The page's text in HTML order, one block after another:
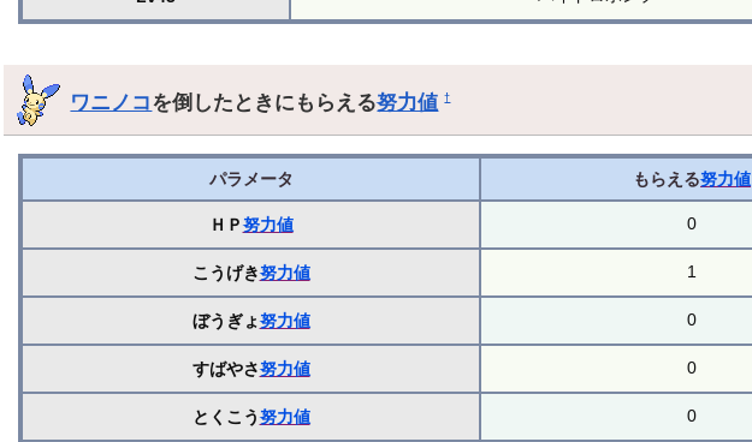
ワニノコを倒したときにもらえる努力値 †
パラメータ もらえる努力値
ＨＰ努力値 0
こうげき努力値 1
ぼうぎょ努力値 0
すばやさ努力値 0
とくこう努力値 0